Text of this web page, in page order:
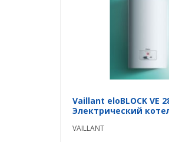
Vaillant eloBLOCK VE
Электрический
VAILLANT